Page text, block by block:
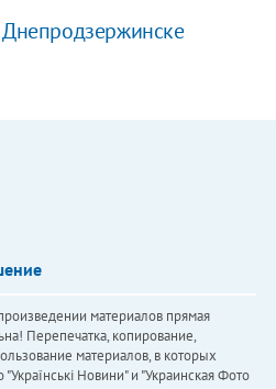
материалов прямая
Перепечатка, копирование,
материалов, в которых
Новини" и "Украинская Фото